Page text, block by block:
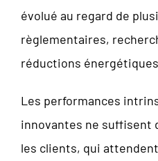
évolué au regard de
règlementaires,
réductions
Les performances
innovantes ne suffisent
les clients, qui